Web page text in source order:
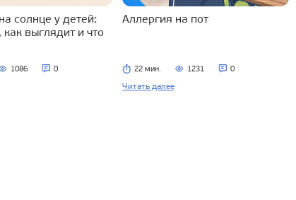
солнце у детей:
выглядит и что
1086 0
Аллергия на пот
22 мин. 1231 0
Читать далее